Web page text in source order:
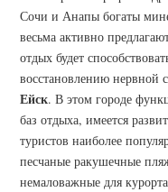
Сочи и Анапы богаты
весьма активно
отдых будет
восстановлению
Ейск. В этом городе
баз отдыха, имеется
туристов наиболее
песчаные ракушечные
немаловажные для